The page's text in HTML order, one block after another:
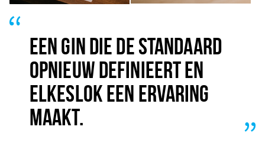
EEN GIN DIE DE STANDAARD
OPNIEUW DEFINIEERT EN
ELKESLOK EEN ERVARING
MAAKT.